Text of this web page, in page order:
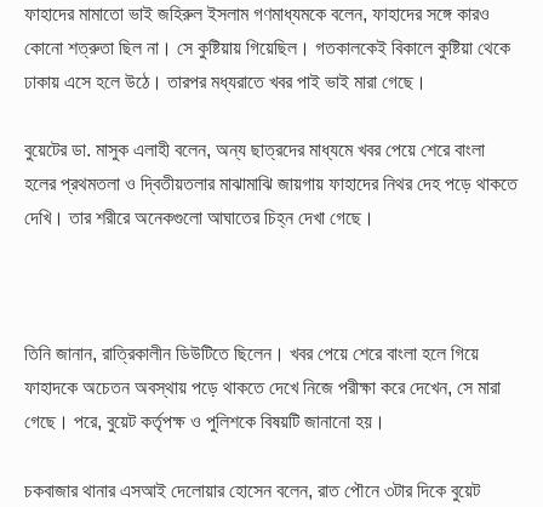
ফাহাদের মামাতো ভাই জহিরুল ইসলাম গণমাধ্যমকে বলেন, ফাহাদের সঙ্গে কারও
কোনো শত্রুতা ছিল না। সে কুষ্টিয়ায় গিয়েছিল। গতকালকেই বিকালে কুষ্টিয়া থেকে
ঢাকায় এসে হলে উঠে। তারপর মধ্যরাতে খবর পাই ভাই মারা গেছে।
বুয়েটের ডা. মাসুক এলাহী বলেন, অন্য ছাত্রদের মাধ্যমে খবর পেয়ে শেরে বাংলা
হলের প্রথমতলা ও দ্বিতীয়তলার মাঝামাঝি জায়গায় ফাহাদের নিথর দেহ পড়ে থাকতে
দেখি। তার শরীরে অনেকগুলো আঘাতের চিহ্ন দেখা গেছে।
তিনি জানান, রাত্রিকালীন ডিউটিতে ছিলেন। খবর পেয়ে শেরে বাংলা হলে গিয়ে
ফাহাদকে অচেতন অবস্থায় পড়ে থাকতে দেখে নিজে পরীক্ষা করে দেখেন, সে মারা
গেছে। পরে, বুয়েট কর্তৃপক্ষ ও পুলিশকে বিষয়টি জানানো হয়।
চকবাজার থানার এসআই দেলোয়ার হোসেন বলেন, রাত পৌনে ৩টার দিকে বুয়েট